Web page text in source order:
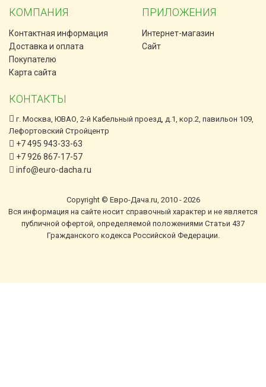
КОМПАНИЯ
Контактная информация
Доставка и оплата
Покупателю
Карта сайта
ПРИЛОЖЕНИЯ
Интернет-магазин
Сайт
КОНТАКТЫ
г. Москва, ЮВАО, 2-й Кабельный проезд, д.1, кор.2, павильон 109,
Лефортовский Стройцентр
+7 495 943-33-63
+7 926 867-17-57
info@euro-dacha.ru
Copyright © Евро-Дача.ru, 2010 - 2026
Вся информация на сайте носит справочный характер и не является
публичной офертой, определяемой положениями Статьи 437
Гражданского кодекса Российской Федерации.